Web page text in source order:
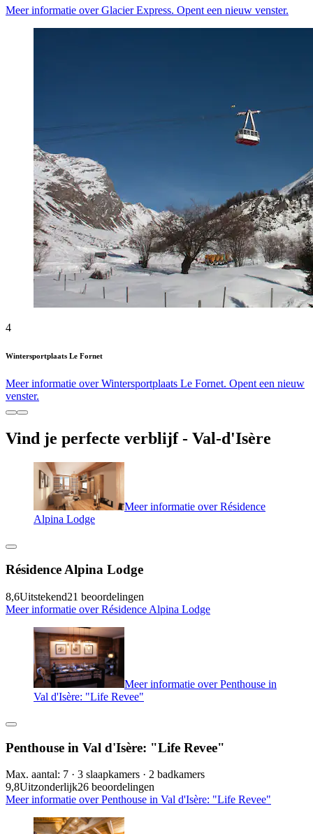
Meer informatie over Glacier Express. Opent een nieuw venster.
4
Wintersportplaats Le Fornet
Meer informatie over Wintersportplaats Le Fornet. Opent een nieuw
venster.
Vind je perfecte verblijf - Val-d'Isère
Meer informatie over Résidence
Alpina Lodge
Résidence Alpina Lodge
8,6Uitstekend21 beoordelingen
Meer informatie over Résidence Alpina Lodge
Meer informatie over Penthouse in
Val d'Isère: "Life Revee"
Penthouse in Val d'Isère: "Life Revee"
Max. aantal: 7 · 3 slaapkamers · 2 badkamers
9,8Uitzonderlijk26 beoordelingen
Meer informatie over Penthouse in Val d'Isère: "Life Revee"